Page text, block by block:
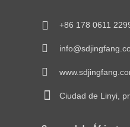
+86 178 0611
Ciudad de Linyi,